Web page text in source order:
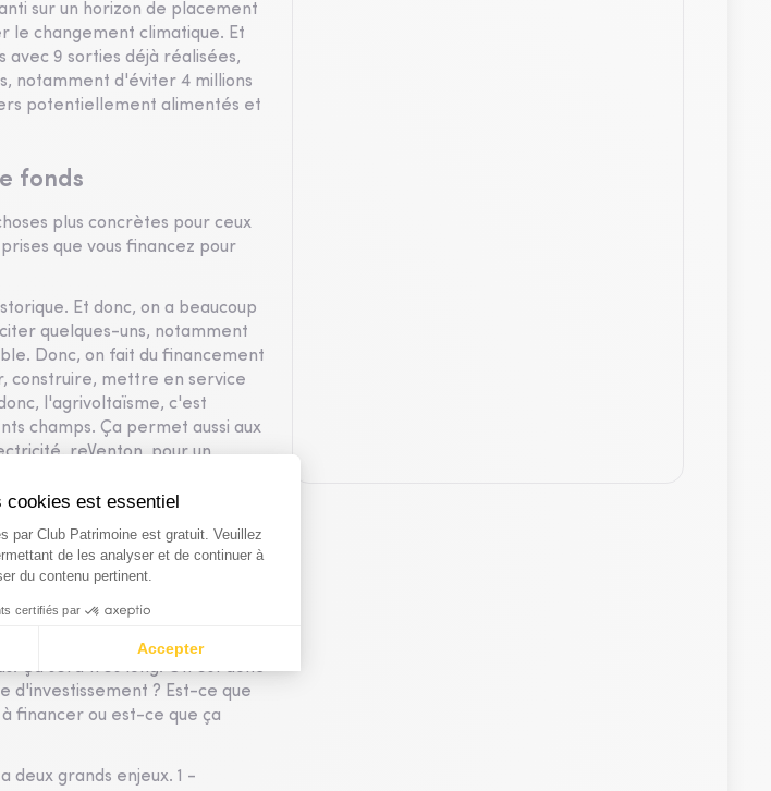
sur un horizon de placement
le changement climatique. Et
avec 9 sorties déjà réalisées,
notamment d'éviter 4 millions
potentiellement alimentés et
fonds
plus concrètes pour ceux
que vous financez pour
Et donc, on a beaucoup
quelques-uns, notamment
Donc, on fait du financement
construire, mettre en service
l'agrivoltaïsme, c'est
champs. Ça permet aussi aux
reVenton, pour un
24 actifs solaires et éoliens
d'une tranche de réacteur
avec ce fonds.
tourné vers le long
français, c'est-à-dire que c'est
Ça sera très long. On est donc
d'investissement ? Est-ce que
financer ou est-ce que ça
deux grands enjeux. 1 -